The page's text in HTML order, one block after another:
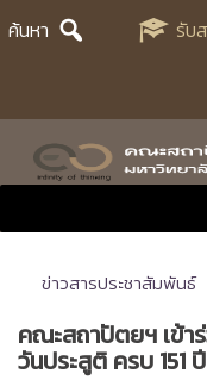
Skipค้นหา รับ
ข่าวสารประชาสัมพันธ์
คณะสถาปัตยฯ เข้า
วันประสูติ ครบ 151 ปี